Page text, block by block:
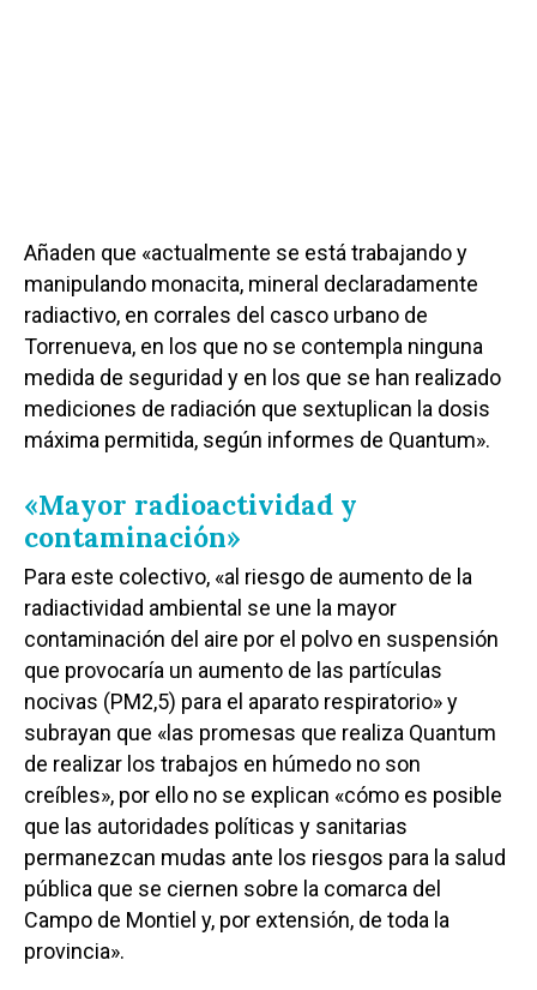
Añaden que «actualmente se está trabajando y
manipulando monacita, mineral declaradamente
radiactivo, en corrales del casco urbano de
Torrenueva, en los que no se contempla ninguna
medida de seguridad y en los que se han realizado
mediciones de radiación que sextuplican la dosis
máxima permitida, según informes de Quantum».
«Mayor radioactividad y
contaminación»
Para este colectivo, «al riesgo de aumento de la
radiactividad ambiental se une la mayor
contaminación del aire por el polvo en suspensión
que provocaría un aumento de las partículas
nocivas (PM2,5) para el aparato respiratorio» y
subrayan que «las promesas que realiza Quantum
de realizar los trabajos en húmedo no son
creíbles», por ello no se explican «cómo es posible
que las autoridades políticas y sanitarias
permanezcan mudas ante los riesgos para la salud
pública que se ciernen sobre la comarca del
Campo de Montiel y, por extensión, de toda la
provincia».